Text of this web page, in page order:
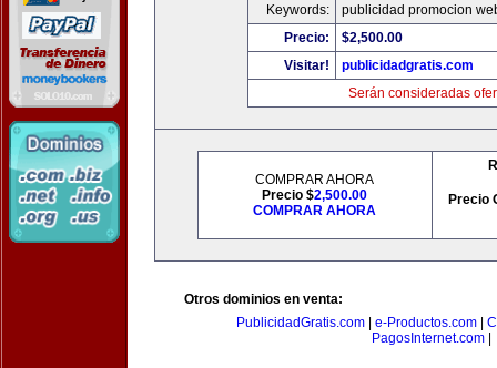
Keywords:
publicidad promocion
Precio:
$2,500.00
Visitar!
publicidadgratis.com
Serán consideradas
COMPRAR AHORA
Precio $2,500.00
COMPRAR AHORA
Precio
Otros dominios en venta:
PublicidadGratis.com
e-Productos.com
PagosInternet.com